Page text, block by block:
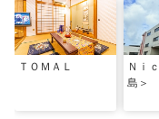
ＴＯＭＡＬ
Ｎｉ
島＞